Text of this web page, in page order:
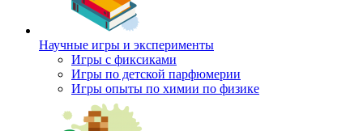
Научные игры и эксперименты
Игры с фиксиками
Игры по детской парфюмерии
Игры опыты по химии по физике